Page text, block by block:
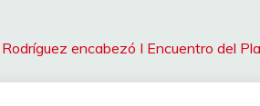
encabezó I Encuentro del